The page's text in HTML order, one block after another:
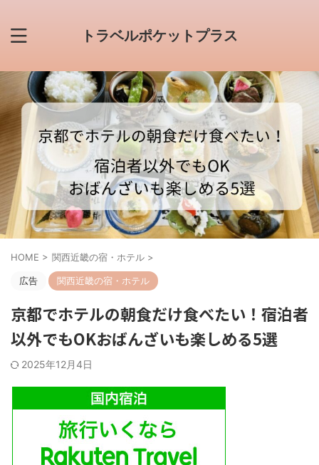
トラベルポケットプラス
HOME > 関西近畿の宿・ホテル >
広告 関西近畿の宿・ホテル
京都でホテルの朝食だけ食べたい！宿泊者
以外でもOKおばんざいも楽しめる5選
2025年12月4日